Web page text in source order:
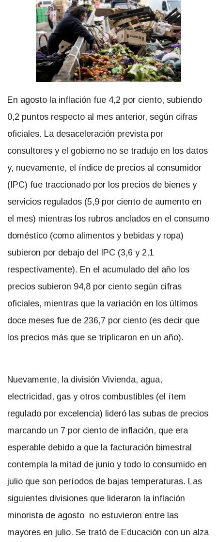
En agosto la inflación fue 4,2 por ciento, subiendo
0,2 puntos respecto al mes anterior, según cifras
oficiales. La desaceleración prevista por
consultores y el gobierno no se tradujo en los datos
y, nuevamente, el índice de precios al consumidor
(IPC) fue traccionado por los precios de bienes y
servicios regulados (5,9 por ciento de aumento en
el mes) mientras los rubros anclados en el consumo
doméstico (como alimentos y bebidas y ropa)
subieron por debajo del IPC (3,6 y 2,1
respectivamente). En el acumulado del año los
precios subieron 94,8 por ciento según cifras
oficiales, mientras que la variación en los últimos
doce meses fue de 236,7 por ciento (es decir que
los precios más que se triplicaron en un año).
Nuevamente, la división Vivienda, agua,
electricidad, gas y otros combustibles (el ítem
regulado por excelencia) lideró las subas de precios
marcando un 7 por ciento de inflación, que era
esperable debido a que la facturación bimestral
contempla la mitad de junio y todo lo consumido en
julio que son períodos de bajas temperaturas. Las
siguientes divisiones que lideraron la inflación
minorista de agosto no estuvieron entre las
mayores en julio. Se trató de Educación con un alza